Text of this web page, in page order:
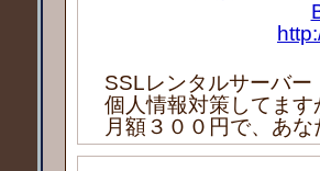
SSLレンタルサーバー
個人情報対策してます
月額３００円で、あな